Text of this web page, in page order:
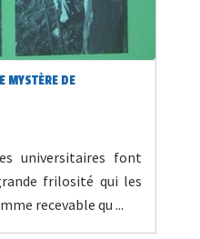
MYSTÈRE DE
universitaires font
frilosité qui les
recevable qu ...